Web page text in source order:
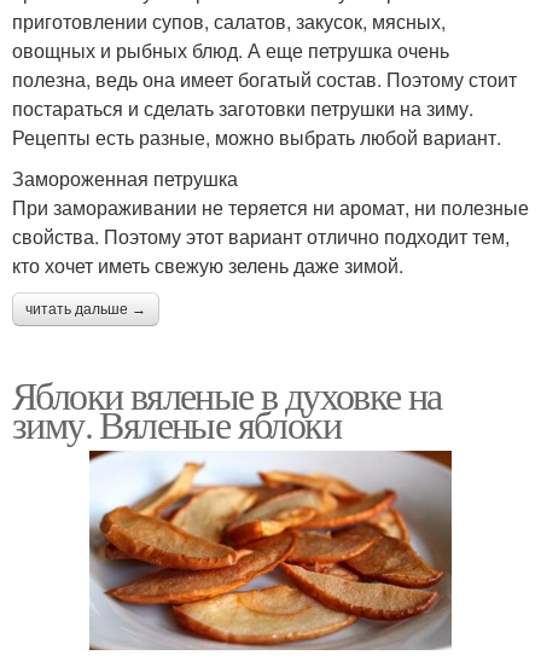
приготовлении супов, салатов, закусок, мясных,
овощных и рыбных блюд. А еще петрушка очень
полезна, ведь она имеет богатый состав. Поэтому стоит
постараться и сделать заготовки петрушки на зиму.
Рецепты есть разные, можно выбрать любой вариант.
Замороженная петрушка
При замораживании не теряется ни аромат, ни полезные
свойства. Поэтому этот вариант отлично подходит тем,
кто хочет иметь свежую зелень даже зимой.
читать дальше →
Яблоки вяленые в духовке на
зиму. Вяленые яблоки